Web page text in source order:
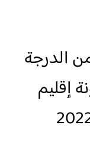
تقنيين من الدرجة
إقليم